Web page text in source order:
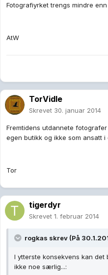
Fotografiyrket trengs mindre
AtW
TorVidle
Skrevet 30. januar 2014
Fremtidens utdannete
egen butikk og ikke som ansatt
Tor
tigerdyr
Skrevet 1. februar 2014
rogkas skrev (På
I ytterste konsekvens kan
ikke noe særlig...: